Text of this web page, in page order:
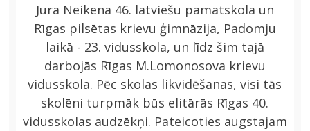
Jura Neikena 46. latviešu pamatskola un
Rīgas pilsētas krievu ģimnāzija, Padomju
laikā - 23. vidusskola, un līdz šim tajā
darbojās Rīgas M.Lomonosova krievu
vidusskola. Pēc skolas likvidēšanas, visi tās
skolēni turpmāk būs elitārās Rīgas 40.
vidusskolas audzēkņi. Pateicoties augstajam